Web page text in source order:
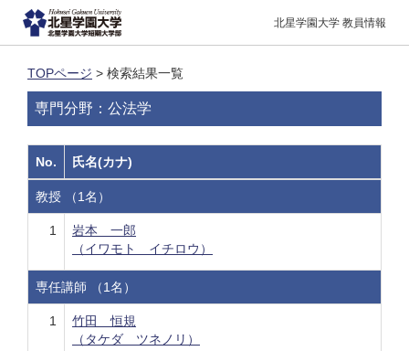
北星学園大学 教員情報
TOPページ > 検索結果一覧
専門分野：公法学
No. 氏名(カナ)
教授 （1名）
1
岩本 一郎
（イワモト イチロウ）
専任講師 （1名）
1
竹田 恒規
（タケダ ツネノリ）